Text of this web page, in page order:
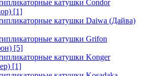
катушки Condor
[1]
катушки Daiwa (Дайва)
катушки Grifon
[5]
катушки Konger
[1]